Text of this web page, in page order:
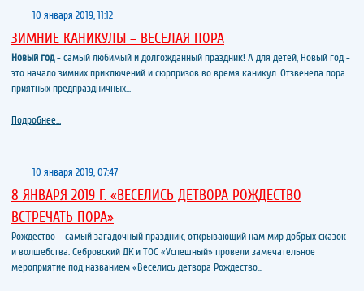
10 января 2019, 11:12
ЗИМНИЕ КАНИКУЛЫ – ВЕСЕЛАЯ ПОРА
Новый год- самый любимый и долгожданный праздник! А для детей, Новый год -
это начало зимних приключений и сюрпризов во время каникул. Отзвенела пора
приятных предпраздничных...
Подробнее...
10 января 2019, 07:47
8 ЯНВАРЯ 2019 Г. «ВЕСЕЛИСЬ ДЕТВОРА РОЖДЕСТВО
ВСТРЕЧАТЬ ПОРА»
Рождество – самый загадочный праздник, открывающий нам мир добрых сказок
и волшебства. Себровский ДК и ТОС «Успешный» провели замечательное
мероприятие под названием «Веселись детвора Рождество...